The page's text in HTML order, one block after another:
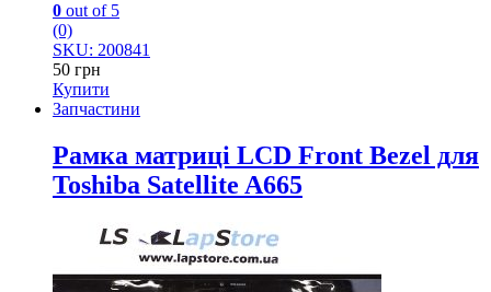
0 out of 5
(0)
SKU: 200841
50 грн
Купити
Запчастини
Рамка матриці LCD Front Bezel для
Toshiba Satellite A665